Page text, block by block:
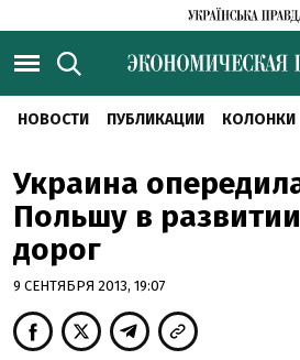
НОВОСТИ ПУБЛИКАЦИИ КОЛОНКИ
Украина
Польшу в
дорог
9 СЕНТЯБРЯ 2013, 19:07